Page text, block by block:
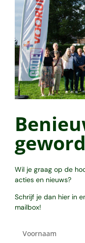
Wil je graag op de
acties en nieuws?
Schrijf je dan hier in
mailbox!